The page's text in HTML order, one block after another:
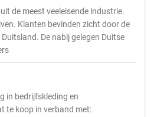
de meest veeleisende industrie.
Klanten bevinden zicht door de
De nabij gelegen Duitse
in bedrijfskleding en
te koop in verband met: